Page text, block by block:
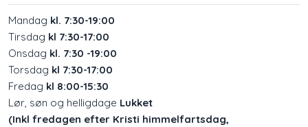
Mandag kl. 7:30-19:00
Tirsdag kl 7:30-17:00
Onsdag kl. 7:30 -19:00
Torsdag kl 7:30-17:00
Fredag kl 8:00-15:30
Lør, søn og helligdage Lukket
(Inkl fredagen efter Kristi himmelfartsdag,